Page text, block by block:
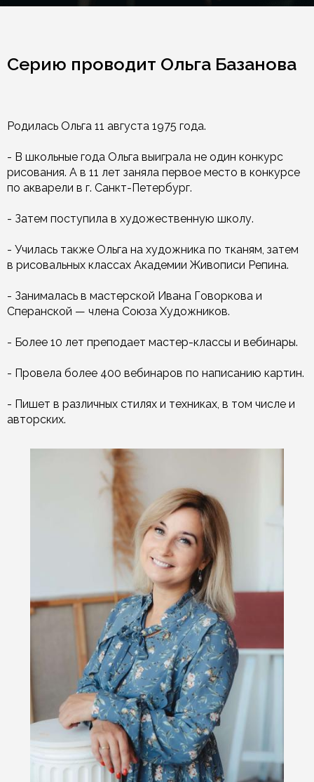
Серию проводит Ольга Базанова
Родилась Ольга 11 августа 1975 года.
- В школьные года Ольга выиграла не один конкурс
рисования. А в 11 лет заняла первое место в конкурсе
по акварели в г. Санкт-Петербург.
- Затем поступила в художественную школу.
- Училась также Ольга на художника по тканям, затем
в рисовальных классах Академии Живописи Репина.
- Занималась в мастерской Ивана Говоркова и
Сперанской — члена Союза Художников.
- Более 10 лет преподает мастер-классы и вебинары.
- Провела более 400 вебинаров по написанию картин.
- Пишет в различных стилях и техниках, в том числе и
авторских.